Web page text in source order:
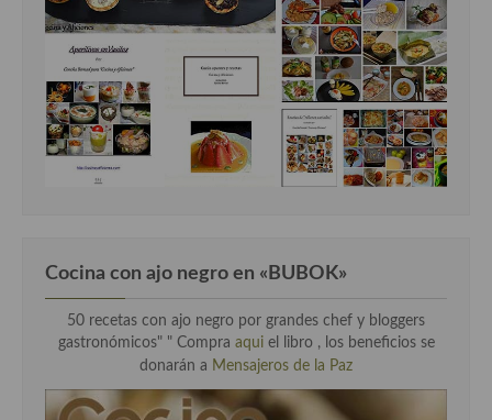
Cocina con ajo negro en «BUBOK»
50 recetas con ajo negro por grandes chef y bloggers
gastronómicos" " Compra aqui el libro , los beneficios se
donarán a Mensajeros de la Paz